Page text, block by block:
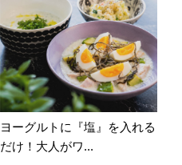
ヨーグルトに『塩』を入れる
だけ！大人がワ...